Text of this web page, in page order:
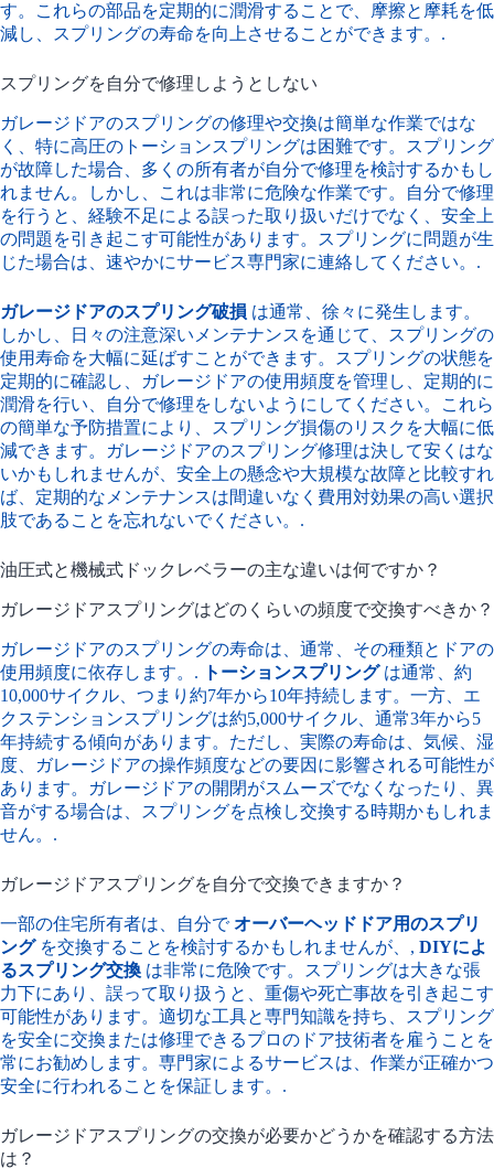
す。これらの部品を定期的に潤滑することで、摩擦と摩耗を低
減し、スプリングの寿命を向上させることができます。.
スプリングを自分で修理しようとしない
ガレージドアのスプリングの修理や交換は簡単な作業ではな
く、特に高圧のトーションスプリングは困難です。スプリング
が故障した場合、多くの所有者が自分で修理を検討するかもし
れません。しかし、これは非常に危険な作業です。自分で修理
を行うと、経験不足による誤った取り扱いだけでなく、安全上
の問題を引き起こす可能性があります。スプリングに問題が生
じた場合は、速やかにサービス専門家に連絡してください。.
ガレージドアのスプリング破損 は通常、徐々に発生します。
しかし、日々の注意深いメンテナンスを通じて、スプリングの
使用寿命を大幅に延ばすことができます。スプリングの状態を
定期的に確認し、ガレージドアの使用頻度を管理し、定期的に
潤滑を行い、自分で修理をしないようにしてください。これら
の簡単な予防措置により、スプリング損傷のリスクを大幅に低
減できます。ガレージドアのスプリング修理は決して安くはな
いかもしれませんが、安全上の懸念や大規模な故障と比較すれ
ば、定期的なメンテナンスは間違いなく費用対効果の高い選択
肢であることを忘れないでください。.
油圧式と機械式ドックレベラーの主な違いは何ですか？
ガレージドアスプリングはどのくらいの頻度で交換すべきか？
ガレージドアのスプリングの寿命は、通常、その種類とドアの
使用頻度に依存します。.
トーションスプリングは通常、約
10,000サイクル、つまり約7年から10年持続します。一方、エ
クステンションスプリングは約5,000サイクル、通常3年から5
年持続する傾向があります。ただし、実際の寿命は、気候、湿
度、ガレージドアの操作頻度などの要因に影響される可能性が
あります。ガレージドアの開閉がスムーズでなくなったり、異
音がする場合は、スプリングを点検し交換する時期かもしれま
せん。.
ガレージドアスプリングを自分で交換できますか？
一部の住宅所有者は、自分でオーバーヘッドドア用のスプリ
ングを交換することを検討するかもしれませんが、, DIYによ
るスプリング交換 は非常に危険です。スプリングは大きな張
力下にあり、誤って取り扱うと、重傷や死亡事故を引き起こす
可能性があります。適切な工具と専門知識を持ち、スプリング
を安全に交換または修理できるプロのドア技術者を雇うことを
常にお勧めします。専門家によるサービスは、作業が正確かつ
安全に行われることを保証します。.
ガレージドアスプリングの交換が必要かどうかを確認する方法
は？